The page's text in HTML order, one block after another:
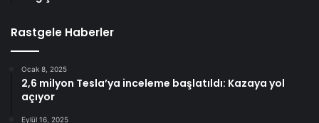
Rastgele Haberler
Ocak 8, 2025
2,6 milyon Tesla’ya inceleme başlatıldı: Kazaya yol
açıyor
Eylül 16, 2025